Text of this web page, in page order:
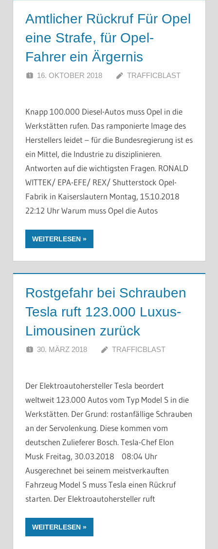
Amtlicher Rückruf Für Opel
eine Strafe, für Opel-
Fahrer ein Ärgernis
16. OKTOBER 2018 TRAFFICBLAST
Knapp 100.000 Diesel-Autos muss Opel in die
Werkstätten rufen. Das ramponierte Image des
Herstellers leidet – für die Bundesregierung ist es
ein Mittel, die Industrie zu disziplinieren.
Antworten auf die wichtigsten Fragen. RONALD
WITTEK/ EPA-EFE/ REX/ Shutterstock Opel-
Fabrik in Kaiserslautern Montag, 15.10.2018
22:12 Uhr Warum muss Opel die Autos
WEITERLESEN
Rostgefahr bei Schrauben
Tesla ruft 123.000 Luxus-
Limousinen zurück
30. MÄRZ 2018 TRAFFICBLAST
Der Elektroautohersteller Tesla beordert
weltweit 123.000 Autos vom Typ Model S in die
Werkstätten. Der Grund: rostanfällige Schrauben
an der Servolenkung. Diese kommen vom
deutschen Zulieferer Bosch. Tesla-Chef Elon
Musk Freitag, 30.03.2018 08:04 Uhr
Ausgerechnet bei seinem meistverkauften
Fahrzeug Model S muss Tesla einen Rückruf
starten. Der Elektroautohersteller ruft
WEITERLESEN